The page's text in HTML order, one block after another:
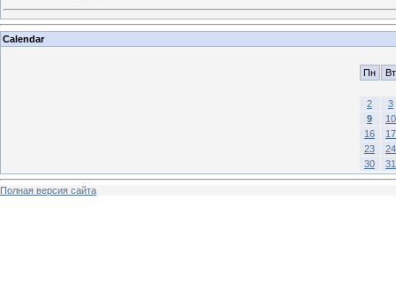
Calendar
Пн Вт
2
3
9
10
16
17
23
24
30
31
Полная версия сайта